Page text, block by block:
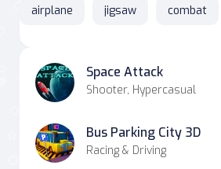
airplane jigsaw combat
Space Attack
Shooter, Hypercasual
Bus Parking City 3D
Racing & Driving